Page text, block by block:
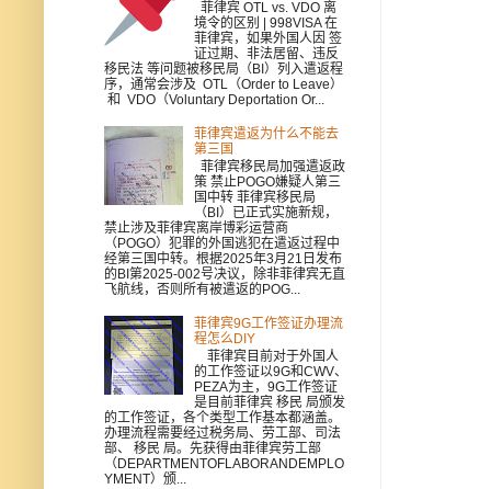
菲律宾 OTL vs. VDO 离
境令的区别 | 998VISA 在
菲律宾，如果外国人因 签
证过期、非法居留、违反
移民法 等问题被移民局（BI）列入遣返程
序，通常会涉及 OTL（Order to Leave）
和 VDO（Voluntary Deportation Or...
菲律宾遣返为什么不能去
第三国
菲律宾移民局加强遣返政
策 禁止POGO嫌疑人第三
国中转 菲律宾移民局
（BI）已正式实施新规，
禁止涉及菲律宾离岸博彩运营商
（POGO）犯罪的外国逃犯在遣返过程中
经第三国中转。根据2025年3月21日发布
的BI第2025-002号决议，除非菲律宾无直
飞航线，否则所有被遣返的POG...
菲律宾9G工作签证办理流
程怎么DIY
菲律宾目前对于外国人
的工作签证以9G和CWV、
PEZA为主，9G工作签证
是目前菲律宾 移民 局颁发
的工作签证，各个类型工作基本都涵盖。
办理流程需要经过税务局、劳工部、司法
部、 移民 局。先获得由菲律宾劳工部
（DEPARTMENTOFLABORANDEMPLO
YMENT）颁...